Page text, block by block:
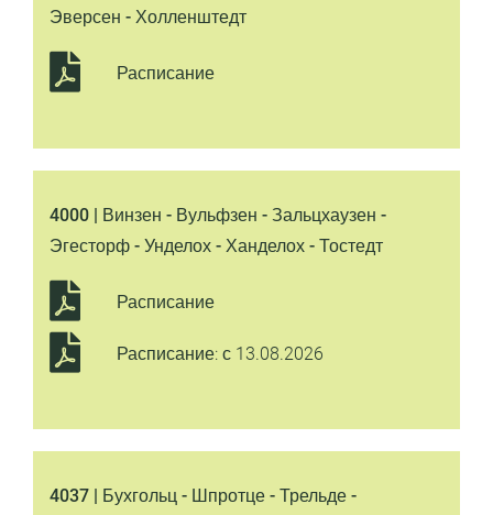
Эверсен - Холленштедт
Расписание
4000 | Винзен - Вульфзен - Зальцхаузен -
Эгесторф - Унделох - Ханделох - Тостедт
Расписание
Расписание: с 13.08.2026
4037 | Бухгольц - Шпротце - Трельде -